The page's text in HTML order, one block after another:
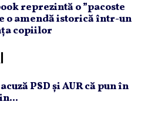
reprezintă o ”pacoste
o amendă istorică într-un
copiilor
PSD şi AUR că pun în